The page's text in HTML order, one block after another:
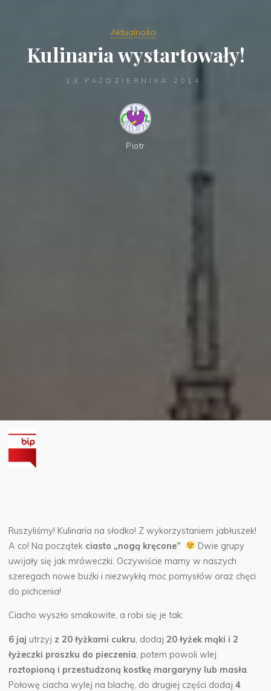
Aktualności
Kulinaria wystartowały!
13 PAŹDZIERNIKA 2014
Piotr
Ruszyliśmy! Kulinaria na słodko! Z wykorzystaniem jabłuszek!
A co! Na początek ciasto „nogą kręcone”
Dwie grupy
uwijały się jak mróweczki. Oczywiście mamy w naszych
szeregach nowe buźki i niezwykłą moc pomysłów oraz chęci
do pichcenia!
Ciacho wyszło smakowite, a robi się je tak:
6 jaj utrzyj z 20 łyżkami cukru, dodaj 20 łyżek mąki i 2
łyżeczki proszku do pieczenia, potem powoli wlej
roztopioną i przestudzoną kostkę margaryny lub masła.
Połowę ciacha wylej na blachę, do drugiej części dodaj4